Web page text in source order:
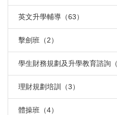
英文升學輔導（63）
擊劍班（2）
學生財務規劃及升學教育諮詢（
理財規劃培訓（3）
體操班（4）